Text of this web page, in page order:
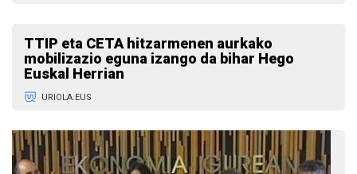
TTIP eta CETA hitzarmenen aurkako
mobilizazio eguna izango da bihar Hego
Euskal Herrian
URIOLA.EUS